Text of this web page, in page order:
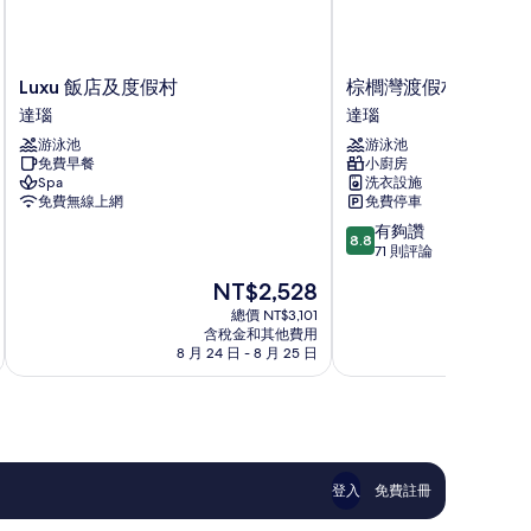
Luxu
飯
店
及
度
假
村
Luxu 飯店及度假村
達瑙
游泳池
免費早餐
Spa
免費無線上網
現
價
格
為
NT$2,528
總價 NT$3,101
含稅金和其他費用
8 月 24 日 - 8 月 25 日
棕
櫚
灣
渡
假
村
達
瑙
棕櫚灣渡假村
達瑙
游泳池
小廚房
洗衣設施
免費停車
8.8
分，
夠
評
論
8.8 有夠讚
71 則評論
登入 免費註冊